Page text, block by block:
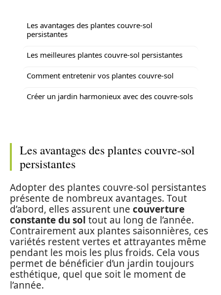
Les avantages des plantes couvre-sol
persistantes
Les meilleures plantes couvre-sol persistantes
Comment entretenir vos plantes couvre-sol
Créer un jardin harmonieux avec des couvre-sols
Les avantages des plantes couvre-sol
persistantes
Adopter des plantes couvre-sol persistantes
présente de nombreux avantages. Tout
d’abord, elles assurent une couverture
constante du sol tout au long de l’année.
Contrairement aux plantes saisonnières, ces
variétés restent vertes et attrayantes même
pendant les mois les plus froids. Cela vous
permet de bénéficier d’un jardin toujours
esthétique, quel que soit le moment de
l’année.